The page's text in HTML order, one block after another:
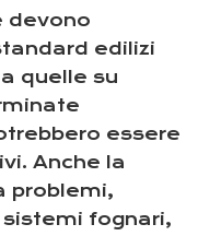
devono
edilizi
quelle su
essere
Anche la
problemi,
fognari,